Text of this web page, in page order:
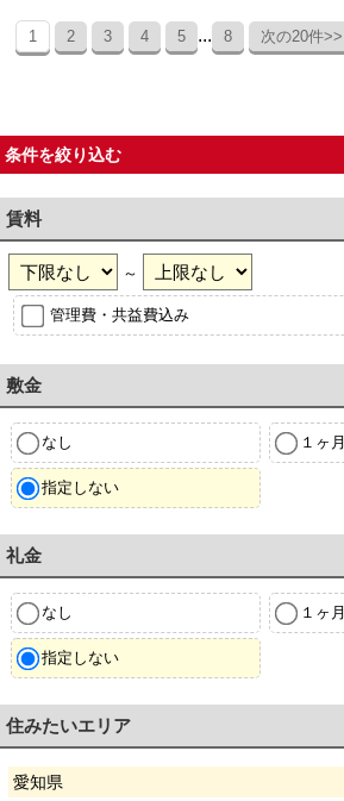
1 2 3 4 5 ... 8 次の20件>>
条件を絞り込む
賃料
～
管理費・共益費込み
敷金
なし １ヶ
指定しない
礼金
なし １ヶ
指定しない
住みたいエリア
愛知県